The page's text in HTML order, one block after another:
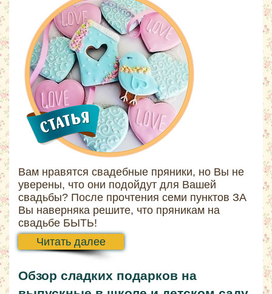
Вам нравятся свадебные пряники, но Вы не
уверены, что они подойдут для Вашей
свадьбы? После прочтения семи пунктов ЗА
Вы наверняка решите, что пряникам на
свадьбе БЫТЬ!
Читать далее
Обзор сладких подарков на